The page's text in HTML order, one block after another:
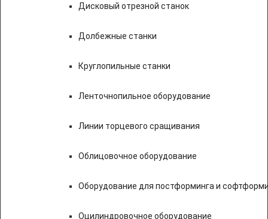
Дисковый отрезной станок
Долбежные станки
Круглопильные станки
Ленточнопильное оборудование
Линии торцевого сращивания
Облицовочное оборудование
Оборудование для постформинга и
Оцилиндровочное оборудование